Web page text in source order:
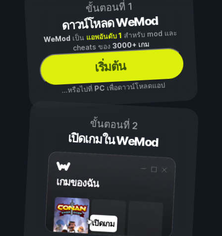
ขั้นตอนที่ 1
ดาวน์โหลด WeMod
WeModเป็น แอพอันดับ 1 สำหรับ mod และ
cheats ของ3000+ เกม
เริ่มต้น
...หรือไปที่ PCเพื่อดาวน์โหลดแอป
ขั้นตอนที่ 2
เปิดเกมใน WeMod
เกมของฉัน
เปิดเกม